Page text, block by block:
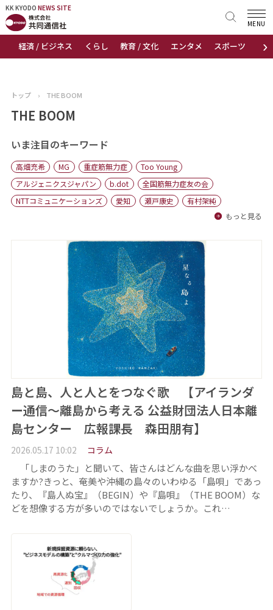
KK KYODO NEWS SITE
›
経済 / ビジネス くらし 教育 / 文化 エンタメ スポーツ 地域
MENU
KK KYODONEWS SITE
トップページ
ニュース
おすすめコンテンツ
出版物
会社概要
トップ › THE BOOM
THE BOOM
いま注目のキーワード
高畑充希 MG 重症筋無力症
Too Young
アルジェニクスジャパン
b.dot
全国筋無力症友の会
NTTコミュニケーションズ
愛知 瀬戸康史
有村架純
もっと見る
島と島、人と人とをつなぐ歌 【アイランダ
ー通信〜離島から考える 公益財団法人日本離
島センター 広報課長 森田朋有】
2026.05.17 10:02 コラム
「しまのうた」と聞いて、皆さんはどんな曲を思い浮かべ
ますか?きっと、奄美や沖縄の島々のいわゆる「島唄」であっ
たり、『島人ぬ宝』（BEGIN）や『島唄』（THE BOOM）な
どを想像する方が多いのではないでしょうか。これ…